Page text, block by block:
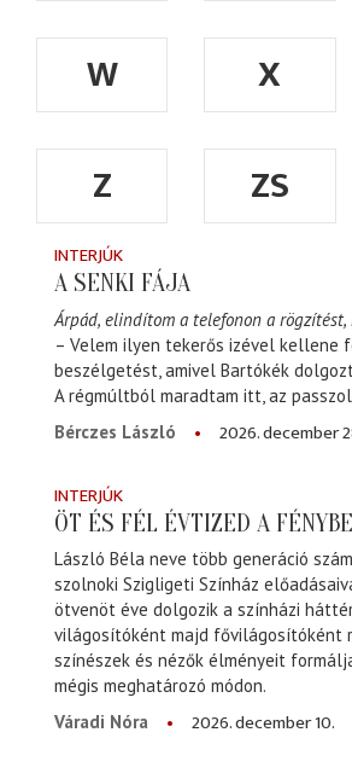
W X
Z
ZS
INTERJÚK
A SENKI FÁJA
Árpád, elindítom a telefonon a rögzítést,
– Velem ilyen tekerős izével kellene
beszélgetést, amivel Bartókék
A régmúltból maradtam itt, az
Bérczes László
2026. december
INTERJÚK
ÖT ÉS FÉL ÉVTIZED A
László Béla neve több generáció
szolnoki Szigligeti Színház
ötvenöt éve dolgozik a színházi
világosítóként majd fővilágosítóként
színészek és nézők élményeit
mégis meghatározó módon.
Váradi Nóra
2026. december 10.